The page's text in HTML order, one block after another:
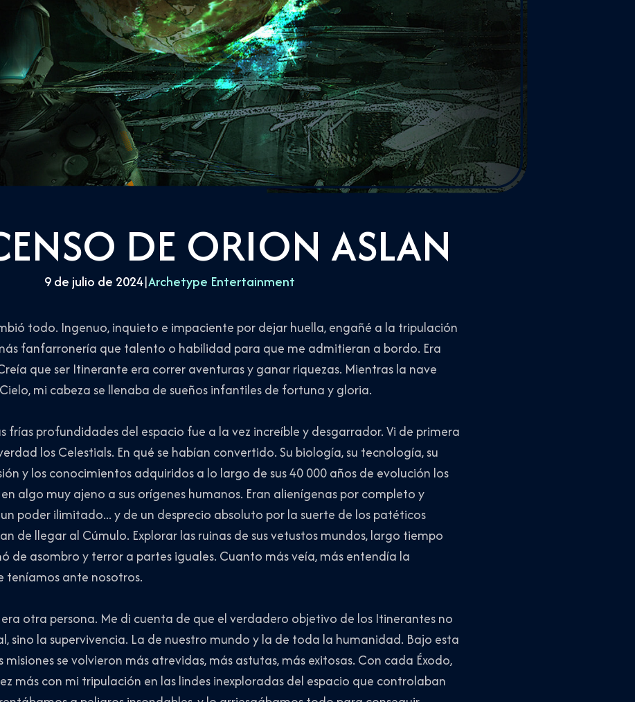
DE ORION ASLAN
9 de julio de 2024|Archetype Entertainment
todo. Ingenuo, inquieto e impaciente por dejar huella, engañé a la tripulación
fanfarronería que talento o habilidad para que me admitieran a bordo. Era
que ser Itinerante era correr aventuras y ganar riquezas. Mientras la nave
mi cabeza se llenaba de sueños infantiles de fortuna y gloria.
frías profundidades del espacio fue a la vez increíble y desgarrador. Vi de primera
los Celestials. En qué se habían convertido. Su biología, su tecnología, su
y los conocimientos adquiridos a lo largo de sus 40 000 años de evolución los
algo muy ajeno a sus orígenes humanos. Eran alienígenas por completo y
poder ilimitado... y de un desprecio absoluto por la suerte de los patéticos
de llegar al Cúmulo. Explorar las ruinas de sus vetustos mundos, largo tiempo
de asombro y terror a partes iguales. Cuanto más veía, más entendía la
ante nosotros.
otra persona. Me di cuenta de que el verdadero objetivo de los Itinerantes no
sino la supervivencia. La de nuestro mundo y la de toda la humanidad. Bajo esta
misiones se volvieron más atrevidas, más astutas, más exitosas. Con cada Éxodo,
más con mi tripulación en las lindes inexploradas del espacio que controlaban